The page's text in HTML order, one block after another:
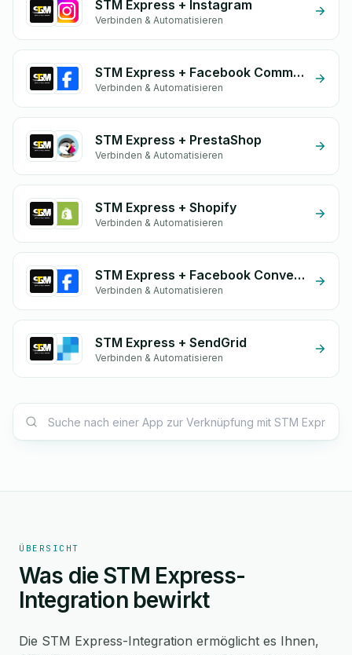
STM Express + Instagram
Verbinden & Automatisieren
STM Express + Facebook Commerce
Verbinden & Automatisieren
STM Express + PrestaShop
Verbinden & Automatisieren
STM Express + Shopify
Verbinden & Automatisieren
STM Express + Facebook Conversion API (CAPI)
Verbinden & Automatisieren
STM Express + SendGrid
Verbinden & Automatisieren
ÜBERSICHT
Was die STM Express-
Integration bewirkt
Die STM Express-Integration ermöglicht es Ihnen,